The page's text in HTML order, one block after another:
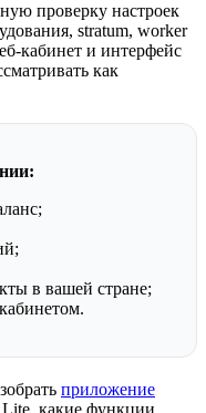
проверку настроек
stratum, worker
кабинет и интерфейс
как
в вашей стране;
приложение
Lite, какие функции